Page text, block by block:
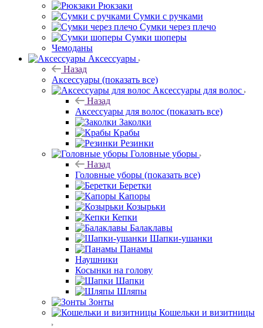
Рюкзаки
Сумки с ручками
Сумки через плечо
Сумки шоперы
Чемоданы
Аксессуары
Назад
Аксессуары (показать все)
Аксессуары для волос
Назад
Аксессуары для волос (показать все)
Заколки
Крабы
Резинки
Головные уборы
Назад
Головные уборы (показать все)
Беретки
Капоры
Козырьки
Кепки
Балаклавы
Шапки-ушанки
Панамы
Наушники
Косынки на голову
Шапки
Шляпы
Зонты
Кошельки и визитницы